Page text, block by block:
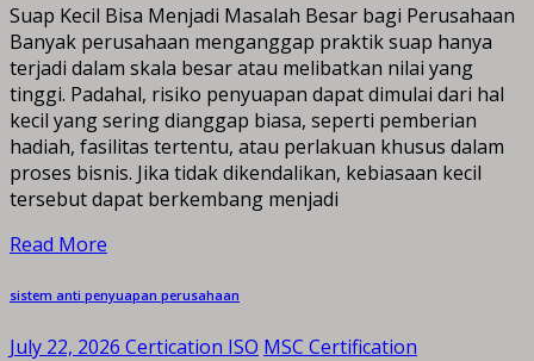
Suap Kecil Bisa Menjadi Masalah Besar bagi Perusahaan
Banyak perusahaan menganggap praktik suap hanya
terjadi dalam skala besar atau melibatkan nilai yang
tinggi. Padahal, risiko penyuapan dapat dimulai dari hal
kecil yang sering dianggap biasa, seperti pemberian
hadiah, fasilitas tertentu, atau perlakuan khusus dalam
proses bisnis. Jika tidak dikendalikan, kebiasaan kecil
tersebut dapat berkembang menjadi
Read More
sistem anti penyuapan perusahaan
July 22, 2026 Certication ISO MSC Certification